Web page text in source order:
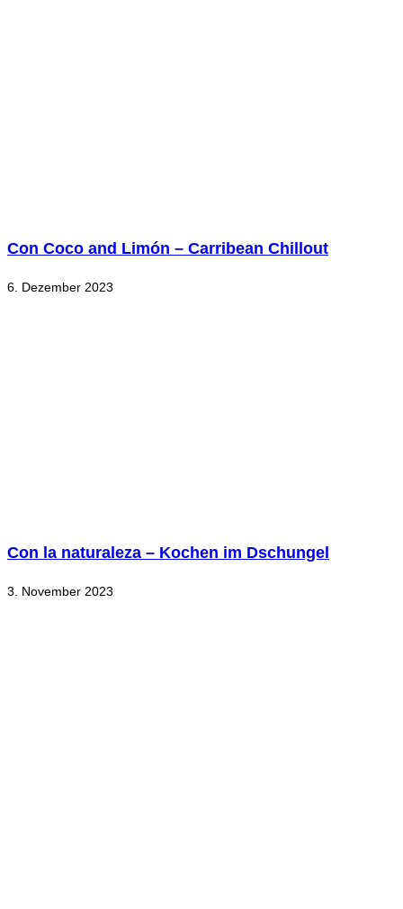
Con Coco and Limón – Carribean Chillout
6. Dezember 2023
Con la naturaleza – Kochen im Dschungel
3. November 2023